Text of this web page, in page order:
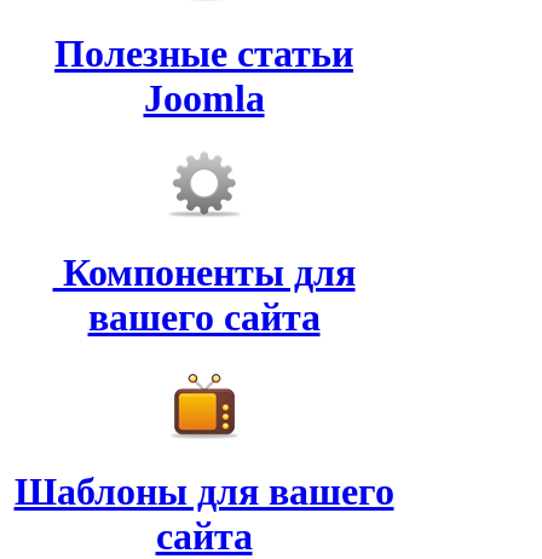
Полезные статьи
Joomla
Компоненты для
вашего сайта
Шаблоны для вашего
сайта